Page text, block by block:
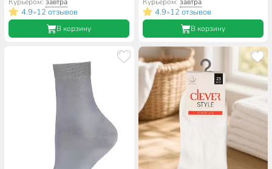
4.9•12 отзывов
В корзину
4.9•12 отзывов
В корзину